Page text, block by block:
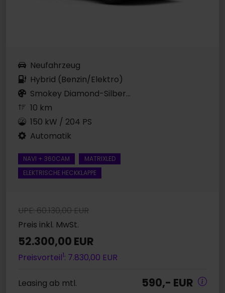
Neufahrzeug
Hybrid (Benzin/Elektro)
Smokey Diamond-Silber...
10 km
150 kW / 204 PS
Automatik
NAVI + 360CAM
MATRIXLED
ELEKTRISCHE HECKKLAPPE
UPE: 60.130,00 EUR
Preis inkl. MwSt.
52.300,00 EUR
Preisvorteil1: 7.830,00 EUR
Leasing ab mtl. 590,- EUR